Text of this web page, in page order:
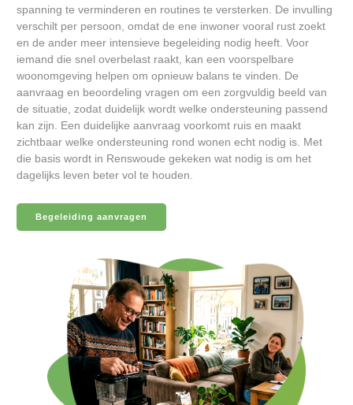
spanning te verminderen en routines te versterken. De invulling
verschilt per persoon, omdat de ene inwoner vooral rust zoekt
en de ander meer intensieve begeleiding nodig heeft. Voor
iemand die snel overbelast raakt, kan een voorspelbare
woonomgeving helpen om opnieuw balans te vinden. De
aanvraag en beoordeling vragen om een zorgvuldig beeld van
de situatie, zodat duidelijk wordt welke ondersteuning passend
kan zijn. Een duidelijke aanvraag voorkomt ruis en maakt
zichtbaar welke ondersteuning rond wonen echt nodig is. Met
die basis wordt in Renswoude gekeken wat nodig is om het
dagelijks leven beter vol te houden.
Begeleiding aanvragen